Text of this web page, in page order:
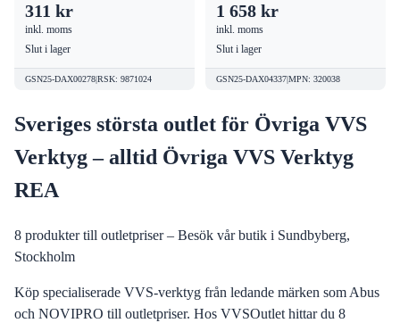
311 kr
inkl. moms
Slut i lager
GSN25-DAX00278|RSK: 9871024
1 658 kr
inkl. moms
Slut i lager
GSN25-DAX04337|MPN: 320038
Sveriges största outlet för Övriga VVS
Verktyg – alltid Övriga VVS Verktyg
REA
8 produkter till outletpriser – Besök vår butik i Sundbyberg,
Stockholm
Köp specialiserade VVS-verktyg från ledande märken som Abus
och NOVIPRO till outletpriser. Hos VVSOutlet hittar du 8